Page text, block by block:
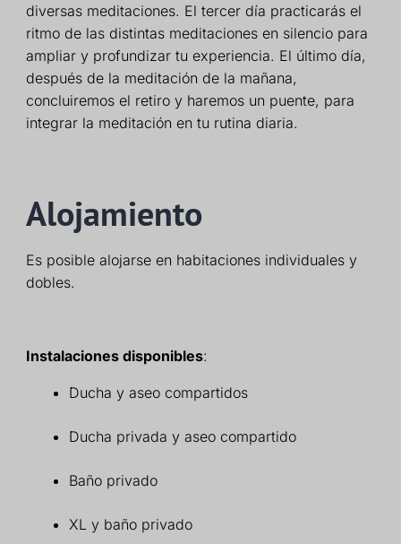
diversas meditaciones. El tercer día practicarás el
ritmo de las distintas meditaciones en silencio para
ampliar y profundizar tu experiencia. El último día,
después de la meditación de la mañana,
concluiremos el retiro y haremos un puente, para
integrar la meditación en tu rutina diaria.
Alojamiento
Es posible alojarse en habitaciones individuales y
dobles.
Instalaciones disponibles:
Ducha y aseo compartidos
Ducha privada y aseo compartido
Baño privado
XL y baño privado